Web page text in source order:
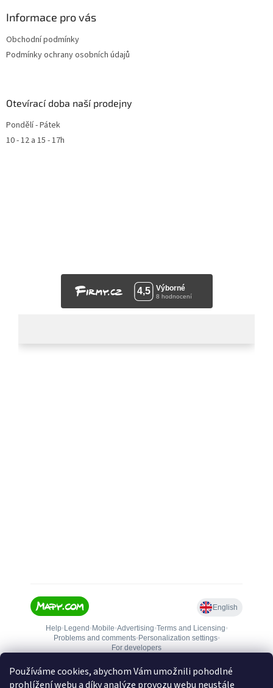
Používáme cookies, abychom Vám umožnili pohodlné
prohlížení webu a díky analýze provozu webu neustále
Informace pro vás
Obchodní podmínky
Podmínky ochrany osobních údajů
Otevírací doba naší prodejny
Pondělí - Pátek
10 - 12 a 15 - 17h